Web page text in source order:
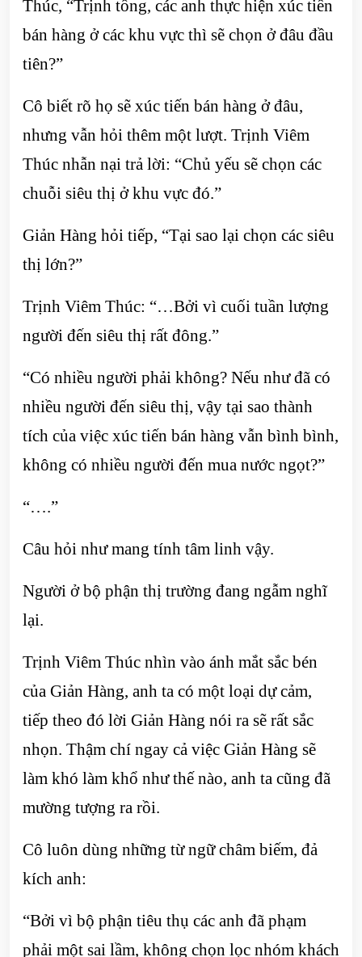
Thúc, “Trịnh tổng, các anh thực hiện xúc tiến
bán hàng ở các khu vực thì sẽ chọn ở đâu đầu
tiên?”
Cô biết rõ họ sẽ xúc tiến bán hàng ở đâu,
nhưng vẫn hỏi thêm một lượt. Trịnh Viêm
Thúc nhẫn nại trả lời: “Chủ yếu sẽ chọn các
chuỗi siêu thị ở khu vực đó.”
Giản Hàng hỏi tiếp, “Tại sao lại chọn các siêu
thị lớn?”
Trịnh Viêm Thúc: “…Bởi vì cuối tuần lượng
người đến siêu thị rất đông.”
“Có nhiều người phải không? Nếu như đã có
nhiều người đến siêu thị, vậy tại sao thành
tích của việc xúc tiến bán hàng vẫn bình bình,
không có nhiều người đến mua nước ngọt?”
“….”
Câu hỏi như mang tính tâm linh vậy.
Người ở bộ phận thị trường đang ngẫm nghĩ
lại.
Trịnh Viêm Thúc nhìn vào ánh mắt sắc bén
của Giản Hàng, anh ta có một loại dự cảm,
tiếp theo đó lời Giản Hàng nói ra sẽ rất sắc
nhọn. Thậm chí ngay cả việc Giản Hàng sẽ
làm khó làm khổ như thế nào, anh ta cũng đã
mường tượng ra rồi.
Cô luôn dùng những từ ngữ châm biếm, đả
kích anh:
“Bởi vì bộ phận tiêu thụ các anh đã phạm
phải một sai lầm, không chọn lọc nhóm khách